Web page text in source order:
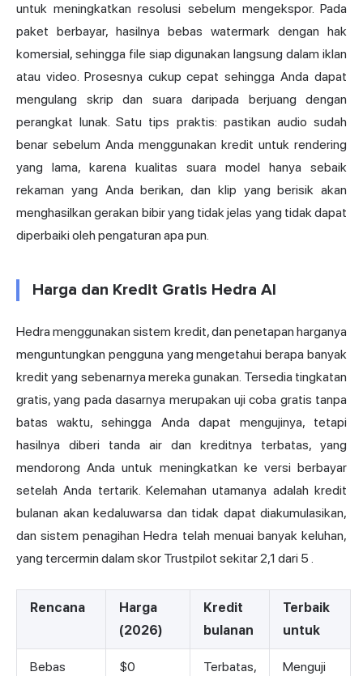
untuk meningkatkan resolusi sebelum mengekspor. Pada
paket berbayar, hasilnya bebas watermark dengan hak
komersial, sehingga file siap digunakan langsung dalam iklan
atau video. Prosesnya cukup cepat sehingga Anda dapat
mengulang skrip dan suara daripada berjuang dengan
perangkat lunak. Satu tips praktis: pastikan audio sudah
benar sebelum Anda menggunakan kredit untuk rendering
yang lama, karena kualitas suara model hanya sebaik
rekaman yang Anda berikan, dan klip yang berisik akan
menghasilkan gerakan bibir yang tidak jelas yang tidak dapat
diperbaiki oleh pengaturan apa pun.
Harga dan Kredit Gratis Hedra AI
Hedra menggunakan sistem kredit, dan penetapan harganya
menguntungkan pengguna yang mengetahui berapa banyak
kredit yang sebenarnya mereka gunakan. Tersedia tingkatan
gratis, yang pada dasarnya merupakan uji coba gratis tanpa
batas waktu, sehingga Anda dapat mengujinya, tetapi
hasilnya diberi tanda air dan kreditnya terbatas, yang
mendorong Anda untuk meningkatkan ke versi berbayar
setelah Anda tertarik. Kelemahan utamanya adalah kredit
bulanan akan kedaluwarsa dan tidak dapat diakumulasikan,
dan sistem penagihan Hedra telah menuai banyak keluhan,
yang tercermin dalam skor Trustpilot sekitar 2,1 dari 5 .
Rencana
Harga
(2026)
Kredit
bulanan
Terbaik
untuk
Bebas $0
Terbatas,
Menguji